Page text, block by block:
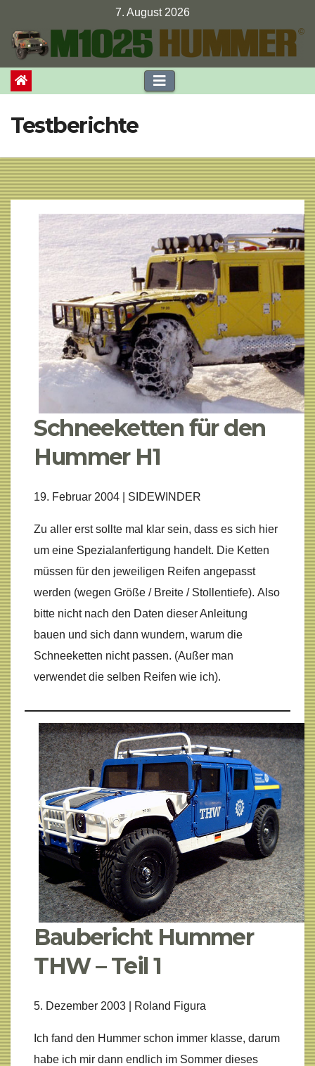
Inhalt
springen
7. August 2026
Testberichte
Schneeketten für den
Hummer H1
19. Februar 2004 | SIDEWINDER
Zu aller erst sollte mal klar sein, dass es sich hier
um eine Spezialanfertigung handelt. Die Ketten
müssen für den jeweiligen Reifen angepasst
werden (wegen Größe / Breite / Stollentiefe). Also
bitte nicht nach den Daten dieser Anleitung
bauen und sich dann wundern, warum die
Schneeketten nicht passen. (Außer man
verwendet die selben Reifen wie ich).
Baubericht Hummer
THW – Teil 1
5. Dezember 2003 | Roland Figura
Ich fand den Hummer schon immer klasse, darum
habe ich mir dann endlich im Sommer dieses